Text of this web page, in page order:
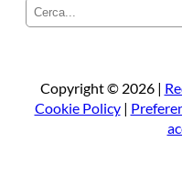
Copyright © 2026 |
Cookie Policy|